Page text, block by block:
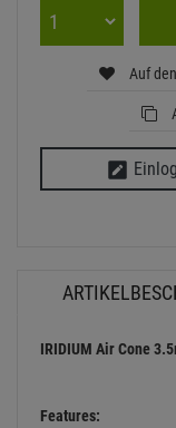
Auf
IRIDIUM Air Cone
Features: